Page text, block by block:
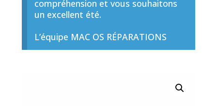
compréhension et vous souhaitons
un excellent été.
L’équipe MAC OS RÉPARATIONS